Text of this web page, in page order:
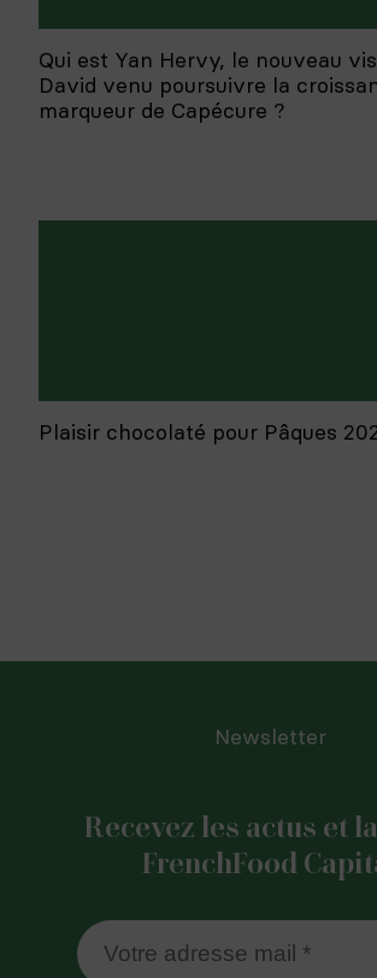
Qui est Yan Hervy, le nouveau
David venu poursuivre la
marqueur de Capécure ?
Plaisir chocolaté pour Pâques
Newsletter
Recevez les actus et
FrenchFood